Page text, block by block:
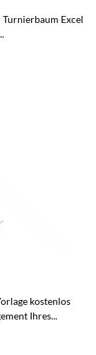
Excel
kostenlos
Ihres...